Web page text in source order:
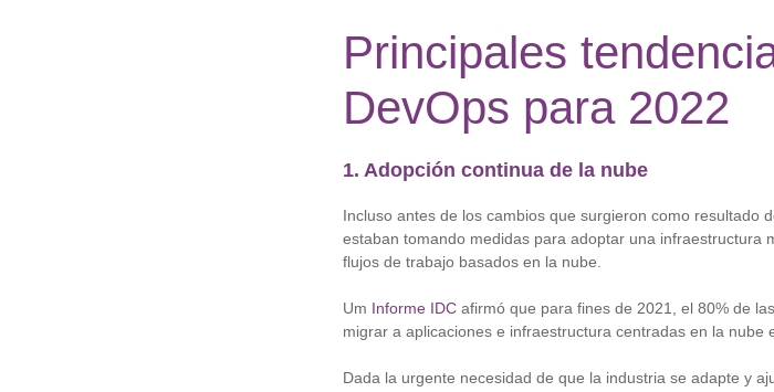
Principales
DevOps para 2022
1. Adopción continua de la nube
Incluso antes de los cambios que surgieron como resultado
estaban tomando medidas para adoptar una infraestructura
flujos de trabajo basados ​​en la nube.
Um Informe IDC afirmó que para fines de 2021, el 80% de
migrar a aplicaciones e infraestructura centradas en la nube
Dada la urgente necesidad de que la industria se adapte y